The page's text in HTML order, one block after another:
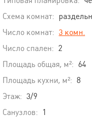
Схема комнат:
Число комнат: 3 комн.
Число спален: 2
Площадь общая, м²: 64
Площадь кухни, м²: 8
Этаж: 3/9
Санузлов:
1